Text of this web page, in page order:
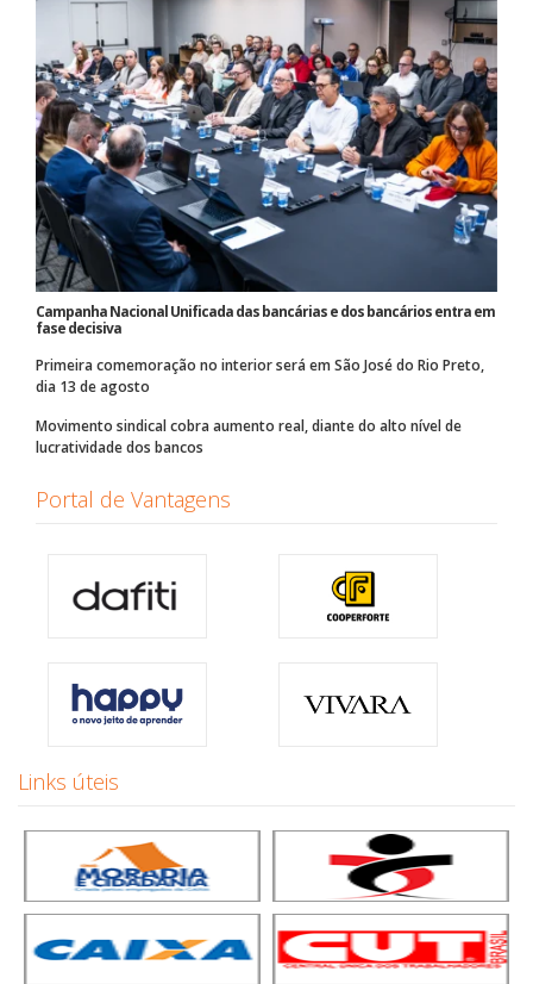
Campanha Nacional Unificada das bancárias e dos bancários entra em
fase decisiva
Primeira comemoração no interior será em São José do Rio Preto,
dia 13 de agosto
Movimento sindical cobra aumento real, diante do alto nível de
lucratividade dos bancos
Portal de Vantagens
Links úteis